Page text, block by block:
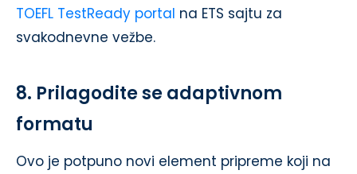
TOEFL TestReady portal na ETS sajtu za
svakodnevne vežbe.
8. Prilagodite se adaptivnom
formatu
Ovo je potpuno novi element pripreme koji na